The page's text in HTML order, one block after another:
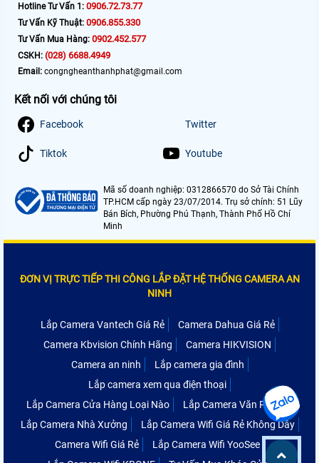
Hotline Tư Vấn 1: 0906.72.73.77
Tư Vấn Kỹ Thuật: 0906.855.330
Tư Vấn Mua Hàng: 0902.452.577
CSKH: (028) 6688.4949
Email: congngheanthanhphat@gmail.com
Kết nối với chúng tôi
Facebook Twitter
Tiktok Youtube
Mã số doanh nghiệp: 0312866570 do Sở Tài Chính
TP.HCM cấp ngày 23/07/2014. Trụ sở chính: 51 Lũy
Bán Bích, Phường Phú Thạnh, Thành Phố Hồ Chí
Minh
ĐƠN VỊ TRỰC TIẾP THI CÔNG LẮP ĐẶT HỆ THỐNG CAMERA AN
NINH
Lắp Camera Vantech Giá Rẻ
Camera Dahua Giá Rẻ
Camera Kbvision Chính Hãng
Camera HIKVISION
Camera an ninh
Lắp camera gia đình
Lắp camera xem qua điện thoại
Lắp Camera Cửa Hàng Loại Nào
Lắp Camera Văn Phòng
Lắp Camera Nhà Xưởng
Lắp Camera Wifi Giá Rẻ Không Dây
Camera Wifi Giá Rẻ
Lắp Camera Wifi YooSee